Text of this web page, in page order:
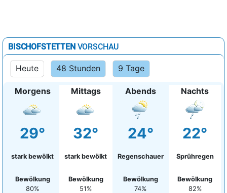
BISCHOFSTETTENVORSCHAU
Heute 48 Stunden 9 Tage
Morgens
29°
stark bewölkt
Bewölkung
80%
Mittags
32°
stark bewölkt
Bewölkung
51%
Abends
24°
Regenschauer
Bewölkung
74%
Nachts
22°
Sprühregen
Bewölkung
82%